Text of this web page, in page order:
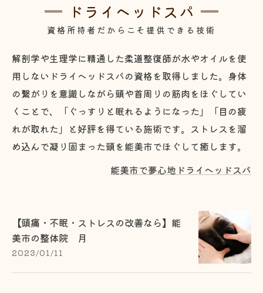
ドライヘッドスパ
資格所持者だからこそ提供できる技術
解剖学や生理学に精通した柔道整復師が水やオイルを使
用しないドライヘッドスパの資格を取得しました。身体
の繋がりを意識しながら頭や首周りの筋肉をほぐしてい
くことで、「ぐっすりと眠れるようになった」「目の疲
れが取れた」と好評を得ている施術です。ストレスを溜
め込んで凝り固まった頭を能美市でほぐして癒します。
能美市で夢心地ドライヘッドスパ
【頭痛・不眠・ストレスの改善なら】能
美市の整体院 月
2023/01/11